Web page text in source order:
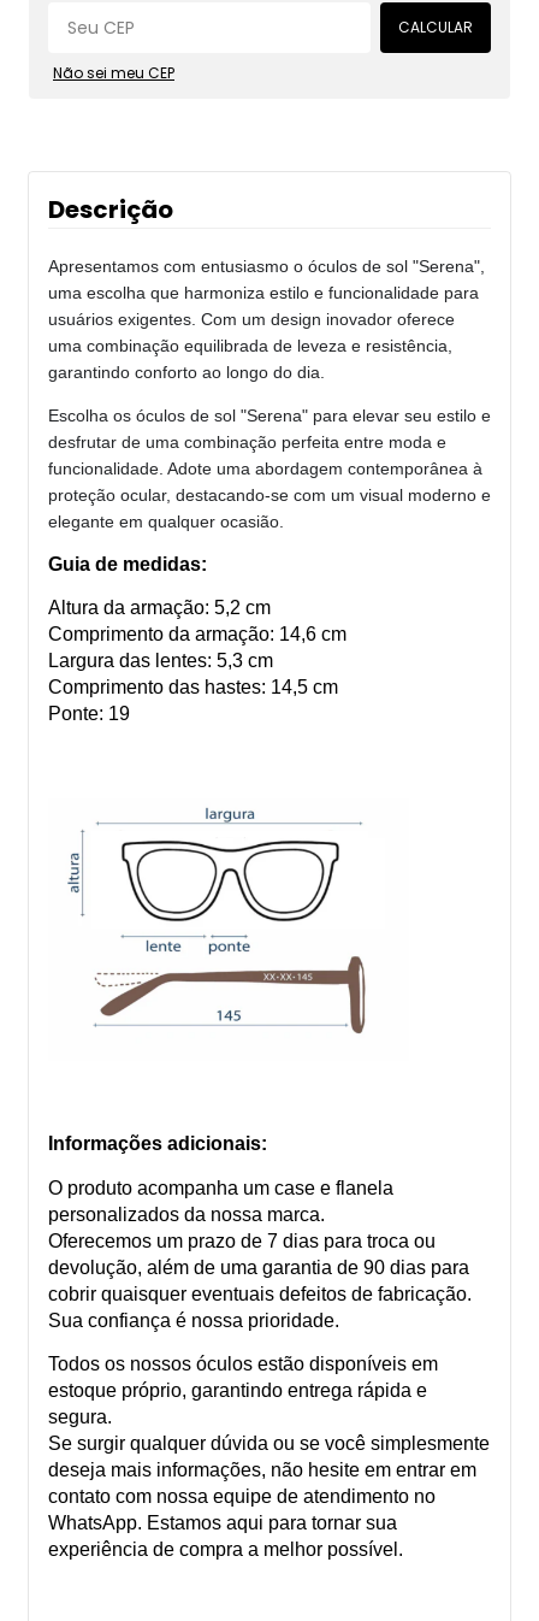
CALCULAR
Não sei meu CEP
Descrição
Apresentamos com entusiasmo o óculos de sol "Serena",
uma escolha que harmoniza estilo e funcionalidade para
usuários exigentes. Com um design inovador oferece
uma combinação equilibrada de leveza e resistência,
garantindo conforto ao longo do dia.
Escolha os óculos de sol "Serena" para elevar seu estilo e
desfrutar de uma combinação perfeita entre moda e
funcionalidade. Adote uma abordagem contemporânea à
proteção ocular, destacando-se com um visual moderno e
elegante em qualquer ocasião.
Guia de medidas:
Altura da armação: 5,2 cm
Comprimento da armação: 14,6 cm
Largura das lentes: 5,3 cm
Comprimento das hastes: 14,5 cm
Ponte: 19
Informações adicionais:
O produto acompanha um case e flanela
personalizados da nossa marca.
Oferecemos um prazo de 7 dias para troca ou
devolução, além de uma garantia de 90 dias para
cobrir quaisquer eventuais defeitos de fabricação.
Sua confiança é nossa prioridade.
Todos os nossos óculos estão disponíveis em
estoque próprio, garantindo entrega rápida e
segura.
Se surgir qualquer dúvida ou se você simplesmente
deseja mais informações, não hesite em entrar em
contato com nossa equipe de atendimento no
WhatsApp. Estamos aqui para tornar sua
experiência de compra a melhor possível.